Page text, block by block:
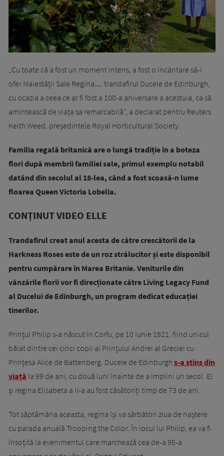
„Cu toate că a fost un moment intens, a fost o încântare să-i
ofer Maiestății Sale Regina… trandafirul Ducele de Edinburgh,
cu ocazia a ceea ce ar fi fost a 100-a aniversare a acestuia, ca să
amintească de viața sa remarcabilă”, a declarat pentru Reuters
Keith Weed, președintele Royal Horticultural Society.
Familia regală britanică are o lungă tradiție în a boteza
flori după membrii familiei sale, primul exemplu notabil
datând din secolul al 18-lea, când a fost scoasă-n lume
floarea Queen Victoria Lobelia.
CONȚINUT VIDEO ELLE
Trandafirul creat anul acesta de către crescătorii de la
Harkness Roses este de un roz strălucitor și este disponibil
pentru cumpărare în Marea Britanie. Veniturile din
vânzările florii vor fi direcționate către Living Legacy Fund
al Ducelui de Edinburgh, un program dedicat educației
tinerilor.
Prințul Philip s-a născut în Corfu, pe 10 iunie 1921, fiind unicul
băiat dintre cei cinci copii ai Prințului Andrei al Greciei cu
Prințesa Alice de Battenberg. Ducele de Edinburgh s-a stins din
viață la 99 de ani, cu două luni înainte de a împlini un secol. El
și regina Elisabeta a II-a au fost căsătoriți timp de 73 de ani.
Tot săptămâna aceasta, regina își va sărbători ziua de naștere
cu parada anuală Trooping the Color. În locul lui Philip, ea va fi
însoțită la evenimentul care marchează cea de-a 95-a